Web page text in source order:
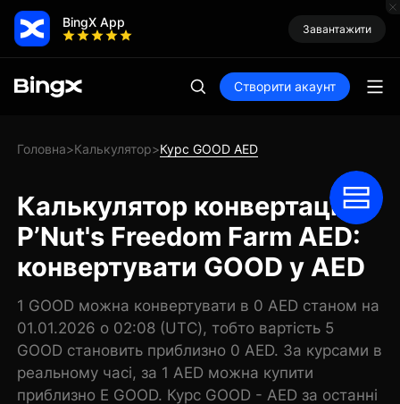
BingX App Завантажити
Створити акаунт
Головна>Калькулятор>Курс GOOD AED
Калькулятор конвертації
P’Nut's Freedom Farm AED:
конвертувати GOOD у AED
1 GOOD можна конвертувати в 0 AED станом на
01.01.2026 о 02:08 (UTC), тобто вартість 5
GOOD становить приблизно 0 AED. За курсами в
реальному часі, за 1 AED можна купити
приблизно E GOOD. Курс GOOD - AED за останні